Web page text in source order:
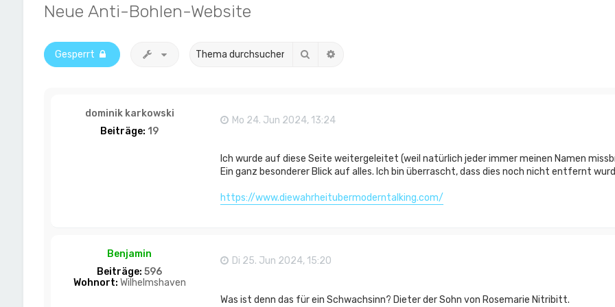
Neue Anti-Bohlen-Website
Gesperrt Suche
dominik karkowski
Beiträge: 19
Mo 24. Jun 2024, 13:24
Ich wurde auf diese Seite weitergeleitet (weil natürlich jeder immer meinen Namen
Ein ganz besonderer Blick auf alles. Ich bin überrascht, dass dies noch nicht entfernt
https://www.diewahrheitubermoderntalking.com/
Benjamin
Beiträge: 596
Wohnort: Wilhelmshaven
Di 25. Jun 2024, 15:20
Was ist denn das für ein Schwachsinn? Dieter der Sohn von Rosemarie Nitribitt.